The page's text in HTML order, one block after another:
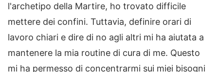
l'archetipo della Martire, ho trovato difficile
mettere dei confini. Tuttavia, definire orari di
lavoro chiari e dire di no agli altri mi ha aiutata a
mantenere la mia routine di cura di me. Questo
mi ha permesso di concentrarmi sui miei bisogni